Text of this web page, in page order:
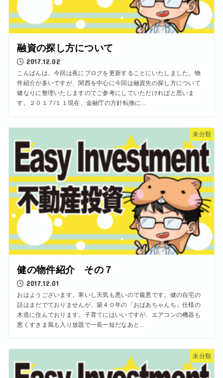
融資の探し方について
2017.12.02
こんばんは。今回は夜にブログを更新することにいたしました。物
件紹介が多いですが、関西を中心に今回は融資先の探し方について
健なりに整理いたしますのでご参考にしていただければと思いま
す。２０１７/１１現在、金融庁の方針転換に...
未分類
健の物件紹介 その７
2017.12.01
おはようございます。寒いし天気も悪いので最悪です。健の自宅の
話はまだでておりませんが、築４０年の「おばあちゃんち」仕様の
木造に住んでおります。子育てにはいいですが、エアコンの機器も
悪くすきま風も入り放題で一長一短だなあと...
未分類